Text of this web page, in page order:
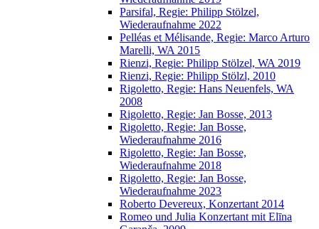
Parsifal, Regie: Philipp Stölzel,
Wiederaufnahme 2022
Pelléas et Mélisande, Regie: Marco Arturo
Marelli, WA 2015
Rienzi, Regie: Philipp Stölzel, WA 2019
Rienzi, Regie: Philipp Stölzl, 2010
Rigoletto, Regie: Hans Neuenfels, WA
2008
Rigoletto, Regie: Jan Bosse, 2013
Rigoletto, Regie: Jan Bosse,
Wiederaufnahme 2016
Rigoletto, Regie: Jan Bosse,
Wiederaufnahme 2018
Rigoletto, Regie: Jan Bosse,
Wiederaufnahme 2023
Roberto Devereux, Konzertant 2014
Romeo und Julia Konzertant mit Elīna